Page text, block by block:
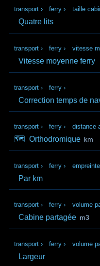
transport › ferry › taille
Quatre lits
transport › ferry › vitesse
Vitesse moyenne ferry
transport › ferry ›
Correction temps de
transport › ferry › distance
🗺️ Orthodromique km
transport › ferry ›
Par km
transport › ferry › volume
Cabine partagée m3
transport › ferry › volume
Largeur